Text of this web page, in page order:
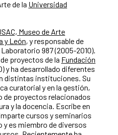
de la Universidad
Museo de Arte
y León, y responsable de
987 (2005-2010).
proyectos de la Fundación
y ha desarrollado diferentes
distintas instituciones. Su
curatorial y en la gestión,
de proyectos relacionados
y la docencia. Escribe en
cursos y seminarios
es miembro de diversos